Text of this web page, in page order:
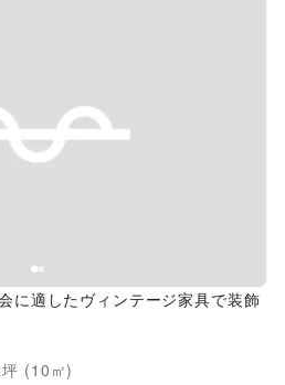
に適したヴィンテージ家具で装飾
坪 (10 ㎡)